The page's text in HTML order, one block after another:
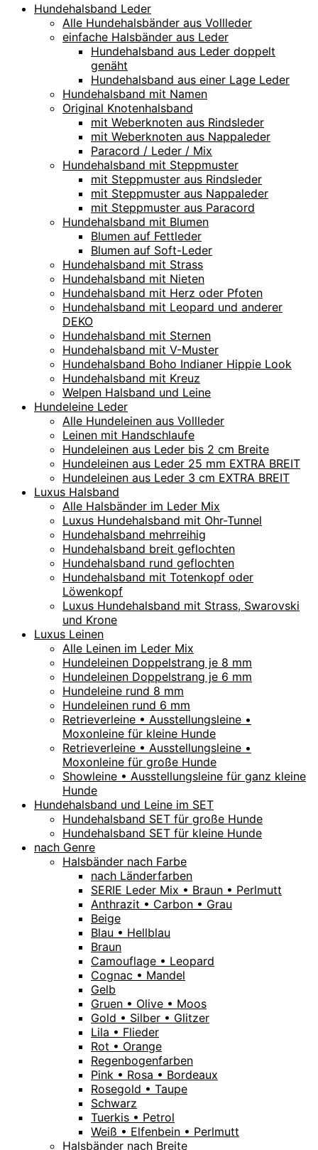
Hundehalsband Leder
Alle Hundehalsbänder aus Vollleder
einfache Halsbänder aus Leder
Hundehalsband aus Leder doppelt
genäht
Hundehalsband aus einer Lage Leder
Hundehalsband mit Namen
Original Knotenhalsband
mit Weberknoten aus Rindsleder
mit Weberknoten aus Nappaleder
Paracord / Leder / Mix
Hundehalsband mit Steppmuster
mit Steppmuster aus Rindsleder
mit Steppmuster aus Nappaleder
mit Steppmuster aus Paracord
Hundehalsband mit Blumen
Blumen auf Fettleder
Blumen auf Soft-Leder
Hundehalsband mit Strass
Hundehalsband mit Nieten
Hundehalsband mit Herz oder Pfoten
Hundehalsband mit Leopard und anderer
DEKO
Hundehalsband mit Sternen
Hundehalsband mit V-Muster
Hundehalsband Boho Indianer Hippie Look
Hundehalsband mit Kreuz
Welpen Halsband und Leine
Hundeleine Leder
Alle Hundeleinen aus Vollleder
Leinen mit Handschlaufe
Hundeleinen aus Leder bis 2 cm Breite
Hundeleinen aus Leder 25 mm EXTRA BREIT
Hundeleinen aus Leder 3 cm EXTRA BREIT
Luxus Halsband
Alle Halsbänder im Leder Mix
Luxus Hundehalsband mit Ohr-Tunnel
Hundehalsband mehrreihig
Hundehalsband breit geflochten
Hundehalsband rund geflochten
Hundehalsband mit Totenkopf oder
Löwenkopf
Luxus Hundehalsband mit Strass, Swarovski
und Krone
Luxus Leinen
Alle Leinen im Leder Mix
Hundeleinen Doppelstrang je 8 mm
Hundeleinen Doppelstrang je 6 mm
Hundeleine rund 8 mm
Hundeleinen rund 6 mm
Retrieverleine • Ausstellungsleine •
Moxonleine für kleine Hunde
Retrieverleine • Ausstellungsleine •
Moxonleine für große Hunde
Showleine • Ausstellungsleine für ganz kleine
Hunde
Hundehalsband und Leine im SET
Hundehalsband SET für große Hunde
Hundehalsband SET für kleine Hunde
nach Genre
Halsbänder nach Farbe
nach Länderfarben
SERIE Leder Mix • Braun • Perlmutt
Anthrazit • Carbon • Grau
Beige
Blau • Hellblau
Braun
Camouflage • Leopard
Cognac • Mandel
Gelb
Gruen • Olive • Moos
Gold • Silber • Glitzer
Lila • Flieder
Rot • Orange
Regenbogenfarben
Pink • Rosa • Bordeaux
Rosegold • Taupe
Schwarz
Tuerkis • Petrol
Weiß • Elfenbein • Perlmutt
Halsbänder nach Breite